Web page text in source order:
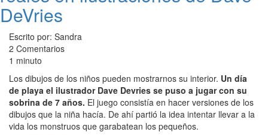
DeVries
Escrito por: Sandra
2 Comentarios
1 minuto
Los dibujos de los niños pueden mostrarnos su interior. Un día
de playa el ilustrador Dave Devries se puso a jugar con su
sobrina de 7 años. El juego consistía en hacer versiones de los
dibujos que la niña hacía. De ahí partió la idea intentar llevar a la
vida los monstruos que garabatean los pequeños.